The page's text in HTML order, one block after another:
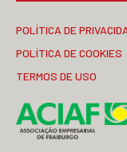
POLÍTICA DE
POLÍTICA DE COOKIES
TERMOS DE USO